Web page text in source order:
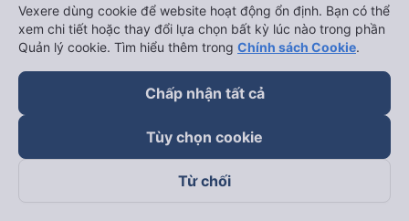
Vexere dùng cookie để website hoạt động ổn định. Bạn có thể
xem chi tiết hoặc thay đổi lựa chọn bất kỳ lúc nào trong phần
Quản lý cookie. Tìm hiểu thêm trong Chính sách Cookie.
Chấp nhận tất cả
Tùy chọn cookie
Từ chối